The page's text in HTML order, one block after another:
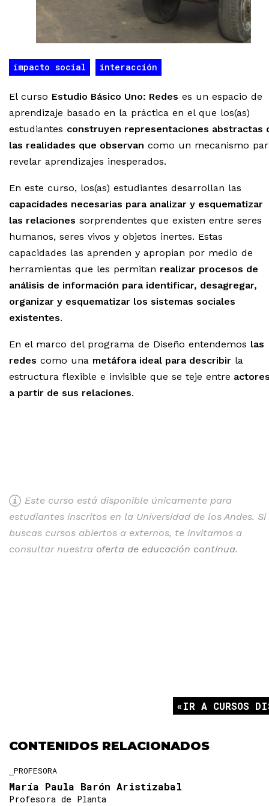
impacto social interacción
El curso Estudio Básico Uno: Redes es un espacio de
aprendizaje basado en la práctica en el que los(as)
estudiantes construyen representaciones abstractas
las realidades que observan como un mecanismo
revelar aprendizajes inesperados.
En este curso, los(as) estudiantes desarrollan las
capacidades necesarias para analizar y esquematizar
las relaciones sorprendentes que existen entre seres
humanos, seres vivos y objetos inertes. Estas
capacidades las aprenden y apropian por medio de
herramientas que les permitan realizar procesos de
análisis de información para identificar, desagregar,
organizar y esquematizar los sistemas sociales
existentes.
En el marco del programa de Diseño entendemos las
redes como una metáfora ideal para describir la
estructura flexible e invisible que se teje entre
a partir de sus relaciones.
Este curso está disponible únicamente para
estudiantes inscritos en la Universidad de los Andes. Si
buscas cursos abiertos a externos, te invitamos a
consultar nuestra oferta de educación continua.
IR A CURSOS
CONTENIDOS RELACIONADOS
PROFESORA
María Paula Barón Aristizabal
Profesora de Planta